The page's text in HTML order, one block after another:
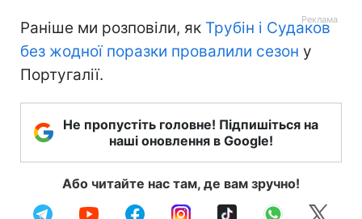
Раніше ми розповіли, як Трубін і Судаков
без жодної поразки провалили сезон у
Португалії.
Не пропустіть головне! Підпишіться на
наші оновлення в Google!
Або читайте нас там, де вам зручно!